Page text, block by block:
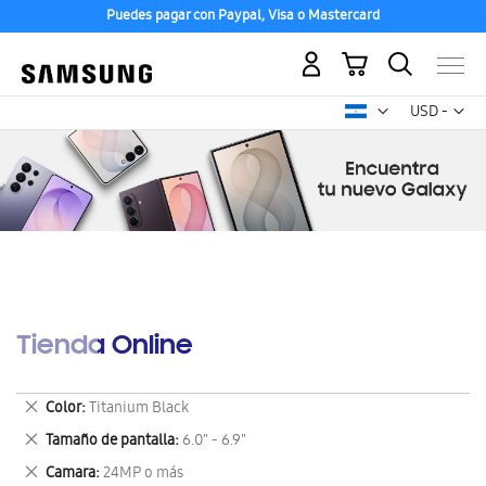
Puedes pagar con Paypal, Visa o Mastercard
USD -
dólar
Mi carrito
Tienda Online
Color Titanium Black
Eliminar
este
artículo
Tamaño de pantalla 6.0" - 6.9"
Eliminar
este
Camara 24MP o más
Eliminar